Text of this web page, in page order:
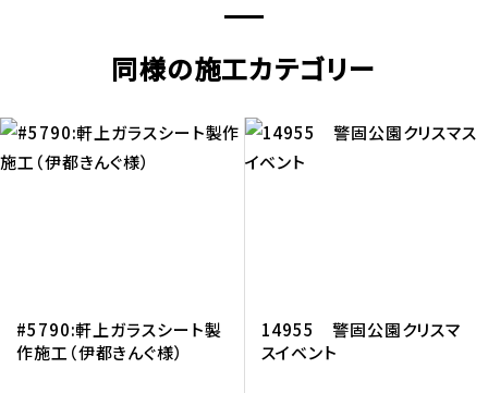
同様の施工カテゴリー
#5790:軒上ガラスシート製
作施工（伊都きんぐ様）
14955 警固公園クリスマ
スイベント